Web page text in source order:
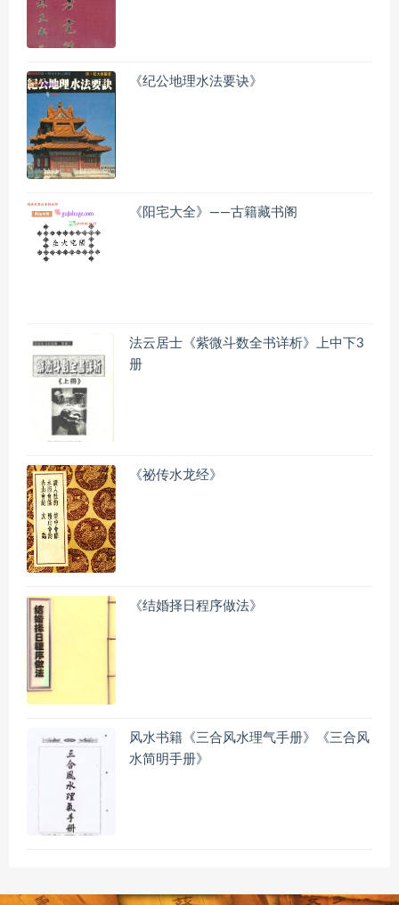
《纪公地理水法要诀》
《阳宅大全》——古籍藏书阁
法云居士《紫微斗数全书详析》上中下3
册
《祕传水龙经》
《结婚择日程序做法》
风水书籍《三合风水理气手册》《三合风
水简明手册》